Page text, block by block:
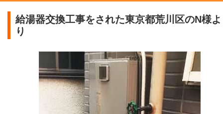
給湯器交換工事をされた東京都荒川区のN様よ
り